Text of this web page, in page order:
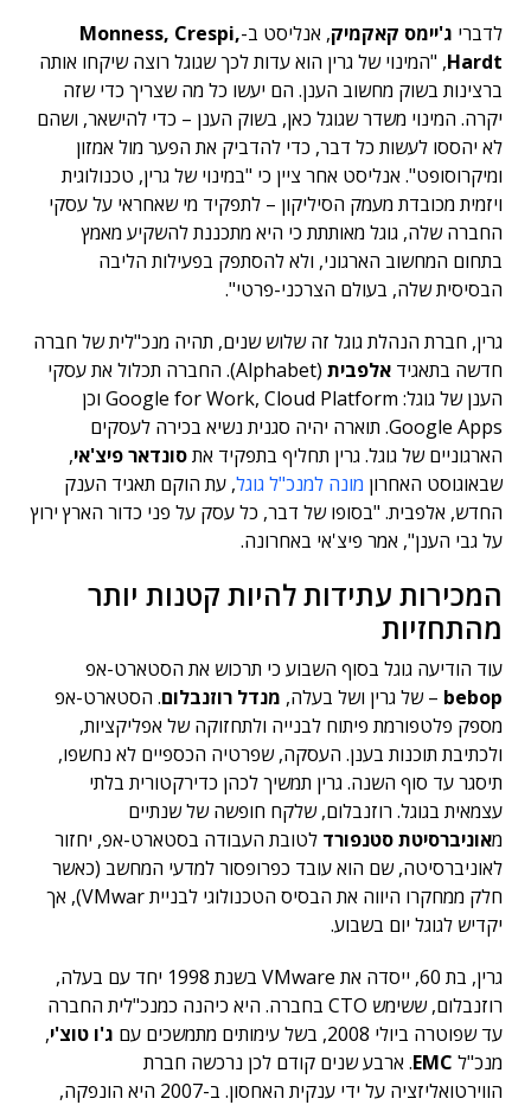
לדברי ג'יימס קאקמיק, אנליסט ב-Monness, Crespi,
Hardt, "המינוי של גרין הוא עדות לכך שגוגל רוצה שיקחו אותה
ברצינות בשוק מחשוב הענן. הם יעשו כל מה שצריך כדי שזה
יקרה. המינוי משדר שגוגל כאן, בשוק הענן – כדי להישאר, ושהם
לא יהססו לעשות כל דבר, כדי להדביק את הפער מול אמזון
ומיקרוסופט". אנליסט אחר ציין כי "במינוי של גרין, טכנולוגית
ויזמית מכובדת מעמק הסיליקון – לתפקיד מי שאחראי על עסקי
החברה שלה, גוגל מאותתת כי היא מתכננת להשקיע מאמץ
בתחום המחשוב הארגוני, ולא להסתפק בפעילות הליבה
הבסיסית שלה, בעולם הצרכני-פרטי".
גרין, חברת הנהלת גוגל זה שלוש שנים, תהיה מנכ"לית של חברה
חדשה בתאגיד אלפבית
(Alphabet). החברה תכלול את עסקי
הענן של גוגל: Google for Work, Cloud Platform וכן
Google Apps. תוארה יהיה סגנית נשיא בכירה לעסקים
הארגוניים של גוגל. גרין תחליף בתפקיד אתסונדאר פיצ'אי,
שבאוגוסט האחרון מונה למנכ"ל גוגל, עת הוקם תאגיד הענק
החדש, אלפבית. "בסופו של דבר, כל עסק על פני כדור הארץ ירוץ
על גבי הענן", אמר פיצ'אי באחרונה.
המכירות עתידות להיות קטנות יותר
מהתחזיות
עוד הודיעה גוגל בסוף השבוע כי תרכוש את הסטארט-אפ
bebop – של גרין ושל בעלה, מנדל רוזנבלום. הסטארט-אפ
מספק פלטפורמת פיתוח לבנייה ולתחזוקה של אפליקציות,
ולכתיבת תוכנות בענן. העסקה, שפרטיה הכספיים לא נחשפו,
תיסגר עד סוף השנה. גרין תמשיך לכהן כדירקטורית בלתי
עצמאית בגוגל. רוזנבלום, שלקח חופשה של שנתיים
מאוניברסיטת סטנפורד לטובת העבודה בסטארט-אפ, יחזור
לאוניברסיטה, שם הוא עובד כפרופסור למדעי המחשב (כאשר
חלק ממחקרו היווה את הבסיס הטכנולוגי לבניית VMwar), אך
יקדיש לגוגל יום בשבוע.
גרין, בת 60, ייסדה את VMware בשנת 1998 יחד עם בעלה,
רוזנבלום, ששימש CTO בחברה. היא כיהנה כמנכ"לית החברה
עד שפוטרה ביולי 2008, בשל עימותים מתמשכים עם
ג'ו טוצ'י,
מנכ"ל EMC. ארבע שנים קודם לכן נרכשה חברת
הווירטואליזציה על ידי ענקית האחסון. ב-2007 היא הונפקה,